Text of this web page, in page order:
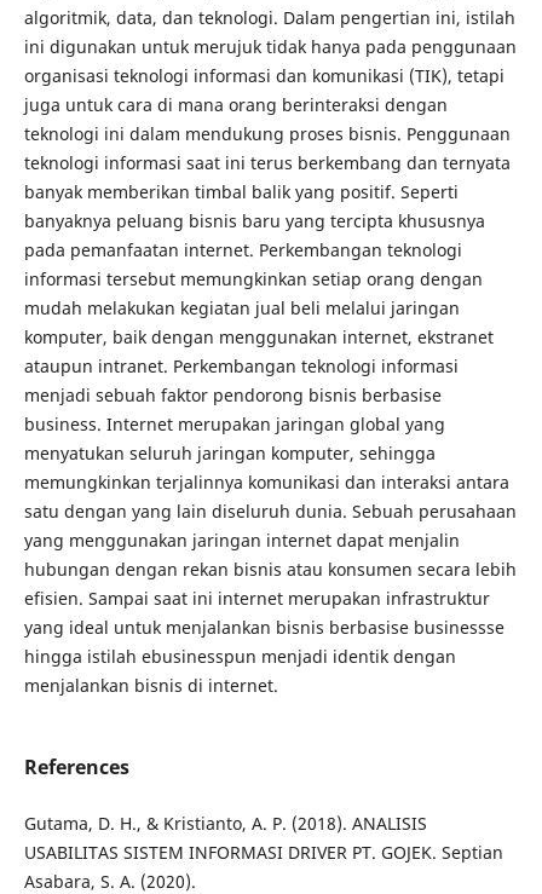
algoritmik, data, dan teknologi. Dalam pengertian ini, istilah
ini digunakan untuk merujuk tidak hanya pada penggunaan
organisasi teknologi informasi dan komunikasi (TIK), tetapi
juga untuk cara di mana orang berinteraksi dengan
teknologi ini dalam mendukung proses bisnis. Penggunaan
teknologi informasi saat ini terus berkembang dan ternyata
banyak memberikan timbal balik yang positif. Seperti
banyaknya peluang bisnis baru yang tercipta khususnya
pada pemanfaatan internet. Perkembangan teknologi
informasi tersebut memungkinkan setiap orang dengan
mudah melakukan kegiatan jual beli melalui jaringan
komputer, baik dengan menggunakan internet, ekstranet
ataupun intranet. Perkembangan teknologi informasi
menjadi sebuah faktor pendorong bisnis berbasise
business. Internet merupakan jaringan global yang
menyatukan seluruh jaringan komputer, sehingga
memungkinkan terjalinnya komunikasi dan interaksi antara
satu dengan yang lain diseluruh dunia. Sebuah perusahaan
yang menggunakan jaringan internet dapat menjalin
hubungan dengan rekan bisnis atau konsumen secara lebih
efisien. Sampai saat ini internet merupakan infrastruktur
yang ideal untuk menjalankan bisnis berbasise businessse
hingga istilah ebusinesspun menjadi identik dengan
menjalankan bisnis di internet.
References
Gutama, D. H., & Kristianto, A. P. (2018). ANALISIS
USABILITAS SISTEM INFORMASI DRIVER PT. GOJEK. Septian
Asabara, S. A. (2020).